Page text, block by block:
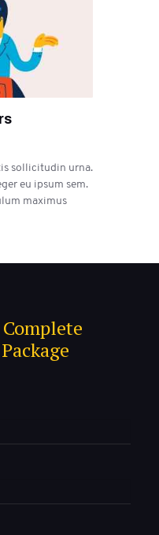
sollicitudin urna.
eu ipsum sem.
maximus